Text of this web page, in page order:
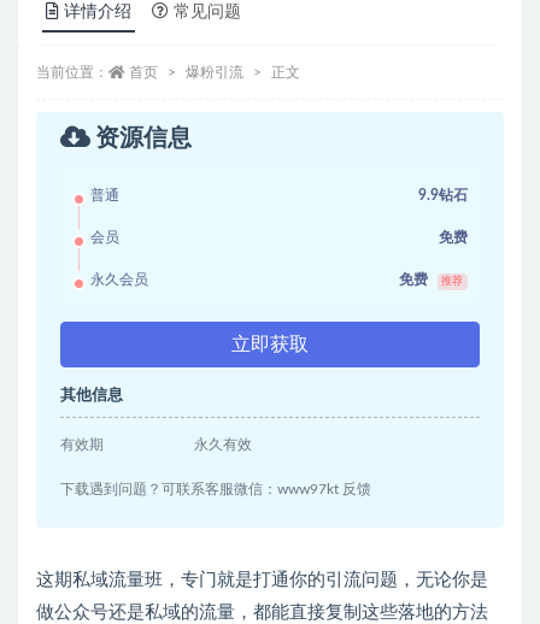
详情介绍 常见问题
当前位置： 首页 爆粉引流 正文
资源信息
普通 9.9钻石
会员 免费
永久会员 免费 推荐
立即获取
其他信息
有效期 永久有效
下载遇到问题？可联系客服微信：www97kt 反馈
这期私域流量班，专门就是打通你的引流问题，无论你是
做公众号还是私域的流量，都能直接复制这些落地的方法